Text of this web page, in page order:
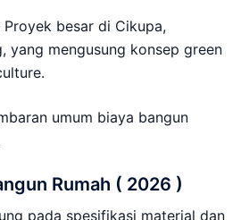
Proyek besar di Cikupa,
yang mengusung konsep green
umum biaya bangun
Rumah ( 2026 )
pada spesifikasi material dan